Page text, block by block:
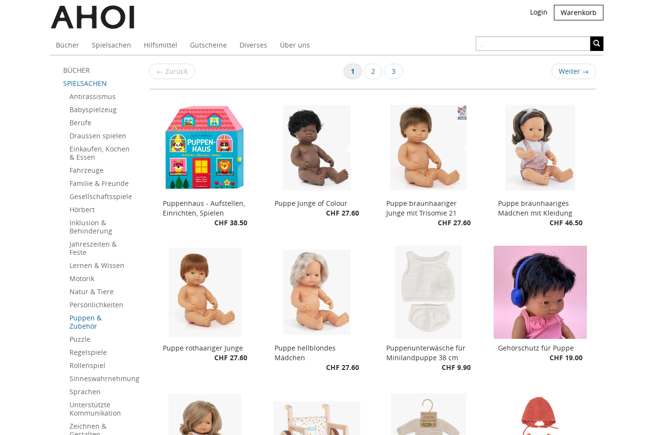
Login Warenkorb
Bücher Spielsachen Hilfsmittel Gutscheine Diverses Über uns
BÜCHER
SPIELSACHEN
Antirassismus
Babyspielzeug
Berufe
Draussen spielen
Einkaufen, Kochen
& Essen
Fahrzeuge
Familie & Freunde
Gesellschaftsspiele
Hörbert
Inklusion &
Behinderung
Jahreszeiten &
Feste
Lernen & Wissen
Motorik
Natur & Tiere
Persönlichkeiten
Puppen &
Zubehör
Puzzle
Regelspiele
Rollenspiel
Sinneswahrnehmung
Sprachen
Unterstützte
Kommunikation
Zeichnen &
Puppen
&
Zubehör
← Zurück 1 2 3 Weiter →
Puppenhaus - Aufstellen,
Einrichten, Spielen
CHF 38.50
Puppe Junge of Colour
CHF 27.60
Puppe braunhaariger
Junge mit Trisomie 21
CHF 27.60
Puppe braunhaariges
Mädchen mit Kleidung
CHF 46.50
Puppe rothaariger Junge
CHF 27.60
Puppe hellblondes
Mädchen
CHF 27.60
Puppenunterwäsche für
Minilandpuppe 38 cm
CHF 9.90
Gehörschutz für Puppe
CHF 19.00